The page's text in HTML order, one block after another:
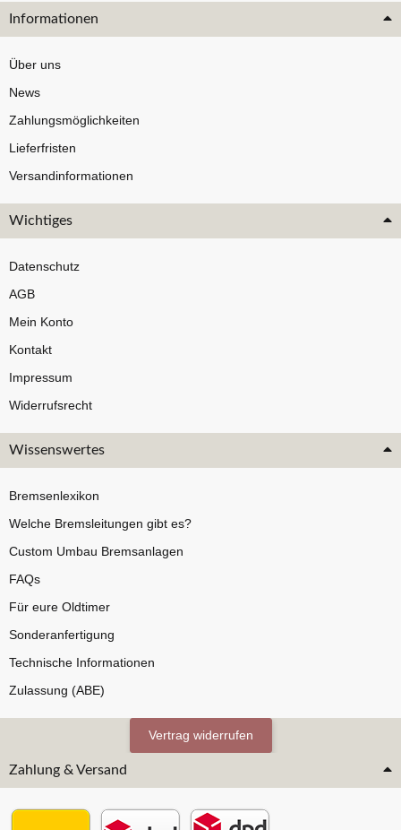
Informationen
Über uns
News
Zahlungsmöglichkeiten
Lieferfristen
Versandinformationen
Wichtiges
Datenschutz
AGB
Mein Konto
Kontakt
Impressum
Widerrufsrecht
Wissenswertes
Bremsenlexikon
Welche Bremsleitungen gibt es?
Custom Umbau Bremsanlagen
FAQs
Für eure Oldtimer
Sonderanfertigung
Technische Informationen
Zulassung (ABE)
Vertrag widerrufen
Zahlung & Versand